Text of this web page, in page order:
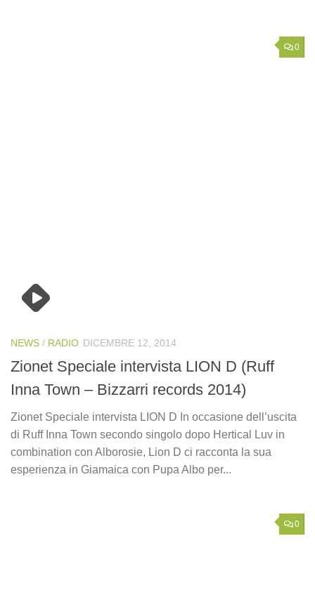
0
NEWS / RADIO DICEMBRE 12, 2014
Zionet Speciale intervista LION D (Ruff
Inna Town – Bizzarri records 2014)
Zionet Speciale intervista LION D In occasione dell’uscita
di Ruff Inna Town secondo singolo dopo Hertical Luv in
combination con Alborosie, Lion D ci racconta la sua
esperienza in Giamaica con Pupa Albo per...
0